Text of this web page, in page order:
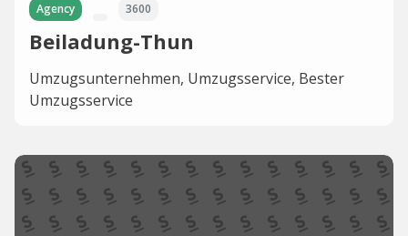
Agency 3600
Beiladung-Thun
Umzugsunternehmen, Umzugsservice, Bester
Umzugsservice